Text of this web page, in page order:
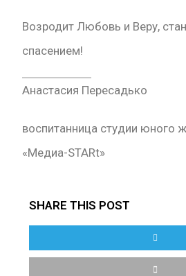
Возродит Любовь и Веру,
спасением!
Анастасия Пересадько
воспитанница студии юного
«Медиа-STARt»
SHARE THIS POST